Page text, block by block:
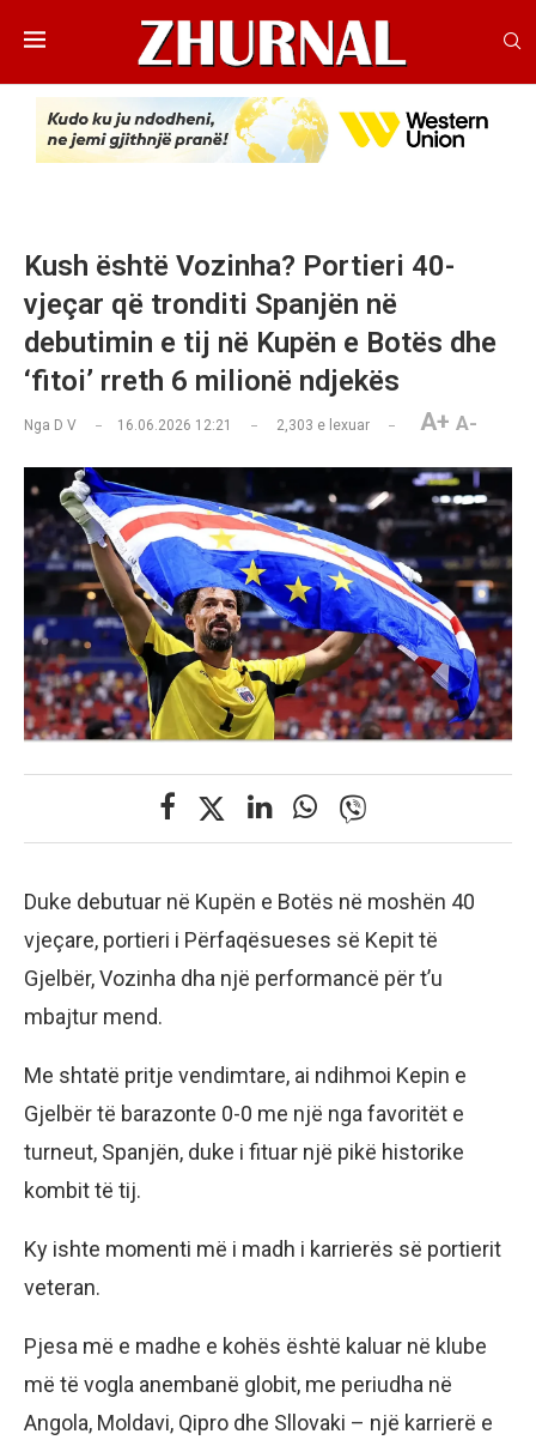
Kush është Vozinha? Portieri 40-
vjeçar që tronditi Spanjën në
debutimin e tij në Kupën e Botës dhe
‘fitoi’ rreth 6 milionë ndjekës
Nga D V 16.06.2026 12:21 2,303 e lexuar A+ A-
Duke debutuar në Kupën e Botës në moshën 40
vjeçare, portieri i Përfaqësueses së Kepit të
Gjelbër, Vozinha dha një performancë për t’u
mbajtur mend.
Me shtatë pritje vendimtare, ai ndihmoi Kepin e
Gjelbër të barazonte 0-0 me një nga favoritët e
turneut, Spanjën, duke i fituar një pikë historike
kombit të tij.
Ky ishte momenti më i madh i karrierës së portierit
veteran.
Pjesa më e madhe e kohës është kaluar në klube
më të vogla anembanë globit, me periudha në
Angola, Moldavi, Qipro dhe Sllovaki – një karrierë e